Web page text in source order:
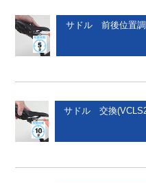
サドル 前後位置調
サドル 交換